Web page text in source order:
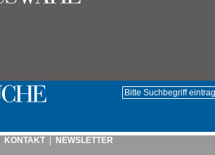
KONTAKT| NEWSLETTER